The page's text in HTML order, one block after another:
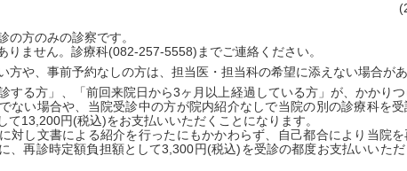
の方のみの診察です。
りません。診療科(082-257-5558)までご連絡ください。
方や、事前予約なしの方は、担当医・担当科の希望に添えない場合があ
する方」、「前回来院日から3ヶ月以上経過している方」が、かかり
ない場合や、当院受診中の方が院内紹介なしで当院の別の診療科を受
て13,200円(税込)をお支払いいただくことになります。
対し文書による紹介を行ったにもかかわらず、自己都合により当院
、再診時定額負担額として3,300円(税込)を受診の都度お支払いいただ